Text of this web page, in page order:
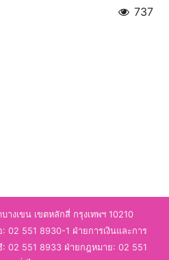
737
งเขน เขตหลักสี่ กรุงเทพฯ 10210
: 02 551 8930-1 ฝ่ายการเงินและการ
: 02 551 8933ฝ่ายกฎหมาย: 02 551